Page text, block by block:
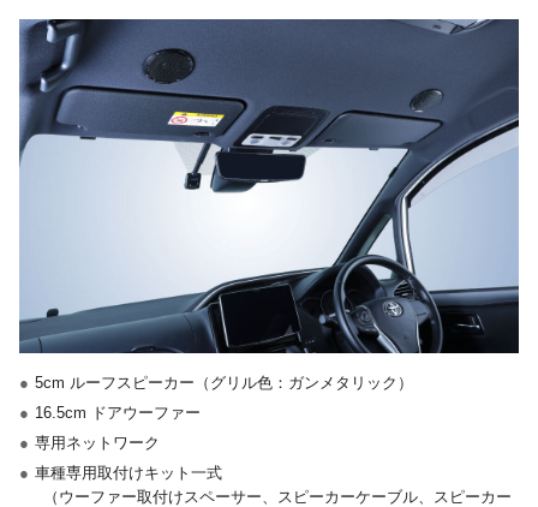
● 5cm ルーフスピーカー（グリル色：ガンメタリック）
● 16.5cm ドアウーファー
● 専用ネットワーク
● 車種専用取付けキット一式
（ウーファー取付けスペーサー、スピーカーケーブル、スピーカー